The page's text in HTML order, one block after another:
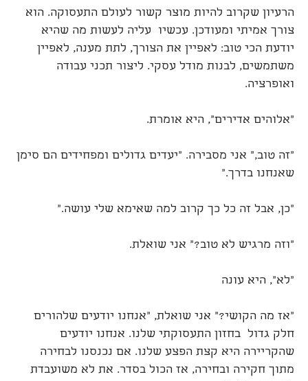
הרעיון שקרוב להיות מוצר קשור לעולם התעסוקה. הוא
צורך אמיתי ומעודכן. עכשיו עליה לעשות מה שהיא
יודעת הכי טוב: לאפיין את הצורך, לתת מענה, לאפיין
משתמשים, לבנות מודל עסקי. ליצור תכני עבודה
ואופרציה.
"אלוהים אדירים", היא אומרת.
"זה טוב," אני מסבירה. "יעדים גדולים ומפחידים הם סימן
שאנחנו בדרך."
"כן, אבל זה כל כך קרוב למה שאימא שלי עושה."
"וזה מרגיש לא טוב?" אני שואלת.
"לא", היא עונה
"אז מה הקושי?" אני שואלת, "אנחנו יודעים שלהורים
חלק גדול בחזון התעסוקתי שלנו. אנחנו יודעים
שהקריירה היא קצת הפצע שלנו. אם נכנסנו לבחירה
מתוך חקירה ובחירה, אז הכול בסדר. את לא משועבדת